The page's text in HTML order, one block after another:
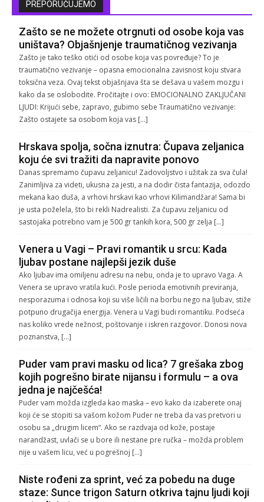
PREPORUČUJEMO
Zašto se ne možete otrgnuti od osobe koja vas
uništava? Objašnjenje traumatičnog vezivanja
Zašto je tako teško otići od osobe koja vas povređuje? To je
traumatično vezivanje – opasna emocionalna zavisnost koju stvara
toksična veza. Ovaj tekst objašnjava šta se dešava u vašem mozgu i
kako da se oslobodite. Pročitajte i ovo: EMOCIONALNO ZAKLJUČANI
LJUDI: Krijući sebe, zapravo, gubimo sebe Traumatično vezivanje:
Zašto ostajete sa osobom koja vas […]
Hrskava spolja, sočna iznutra: Čupava zeljanica
koju će svi tražiti da napravite ponovo
Danas spremamo čupavu zeljanicu! Zadovoljstvo i užitak za sva čula!
Zanimljiva za videti, ukusna za jesti, a na dodir čista fantazija, odozdo
mekana kao duša, a vrhovi hrskavi kao vrhovi Kilimandžara! Sama bi
je usta poželela, što bi rekli Nadrealisti. Za čupavu zeljanicu od
sastojaka potrebno vam je 500 gr tankih kora, 500 gr zelja […]
Venera u Vagi – Pravi romantik u srcu: Kada
ljubav postane najlepši jezik duše
Ako ljubav ima omiljenu adresu na nebu, onda je to upravo Vaga. A
Venera se upravo vratila kući. Posle perioda emotivnih previranja,
nesporazuma i odnosa koji su više ličili na borbu nego na ljubav, stiže
potpuno drugačija energija. Venera u Vagi budi romantiku. Podseća
nas koliko vrede nežnost, poštovanje i iskren razgovor. Donosi nova
poznanstva, […]
Puder vam pravi masku od lica? 7 grešaka zbog
kojih pogrešno birate nijansu i formulu – a ova
jedna je najčešća!
Puder vam možda izgleda kao maska – evo kako da izaberete onaj
koji će se stopiti sa vašom kožom Puder ne treba da vas pretvori u
osobu sa „drugim licem“. Ako se razdvaja od kože, postaje
narandžast, uvlači se u bore ili nestane pre ručka – možda problem
nije u vašem licu, već u pogrešnoj […]
Niste rođeni za sprint, već za pobedu na duge
staze: Sunce trigon Saturn otkriva tajnu ljudi koji